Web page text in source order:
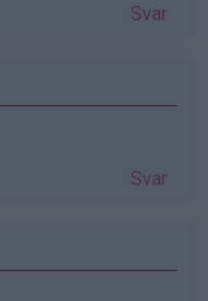
Svar
Svar